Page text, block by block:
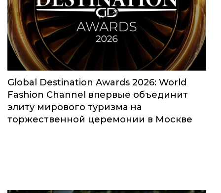
Global Destination Awards 2026: World
Fashion Channel впервые объединит
элиту мирового туризма на
торжественной церемонии в Москве